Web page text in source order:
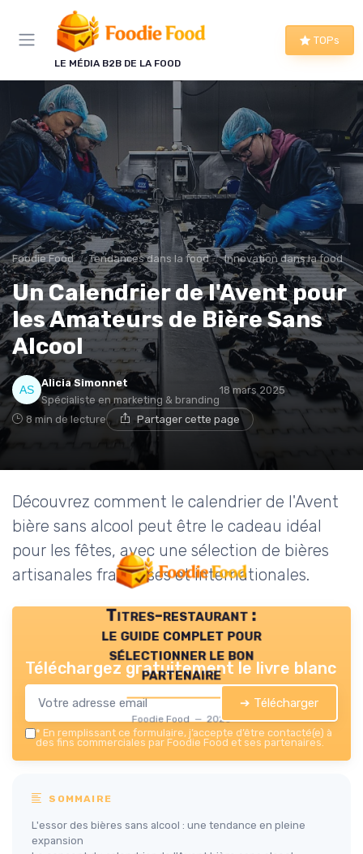
LE MÉDIA B2B DE LA FOOD
TOPs
Foodie Food Tendances dans la food Innovation dans la food
Un Calendrier de l'Avent pour
les Amateurs de Bière Sans
Alcool
Alicia Simonnet
Spécialiste en marketing & branding
18 mars 2025
8 min de lecture Partager cette page
Découvrez comment le calendrier de l'Avent
bière sans alcool peut être le cadeau idéal
pour les fêtes, avec une sélection de bières
artisanales françaises et internationales.
Titres-restaurant :
le guide complet pour
sélectionner le bon
partenaire
Foodie Food — 2026
Téléchargez gratuitement le livre blanc
➔ Télécharger
* En remplissant ce formulaire, j’accepte d’être contacté(e) à
des fins commerciales par Foodie Food et ses partenaires.
SOMMAIRE
L'essor des bières sans alcool : une tendance en pleine
expansion
Panneau de gestion des cookies